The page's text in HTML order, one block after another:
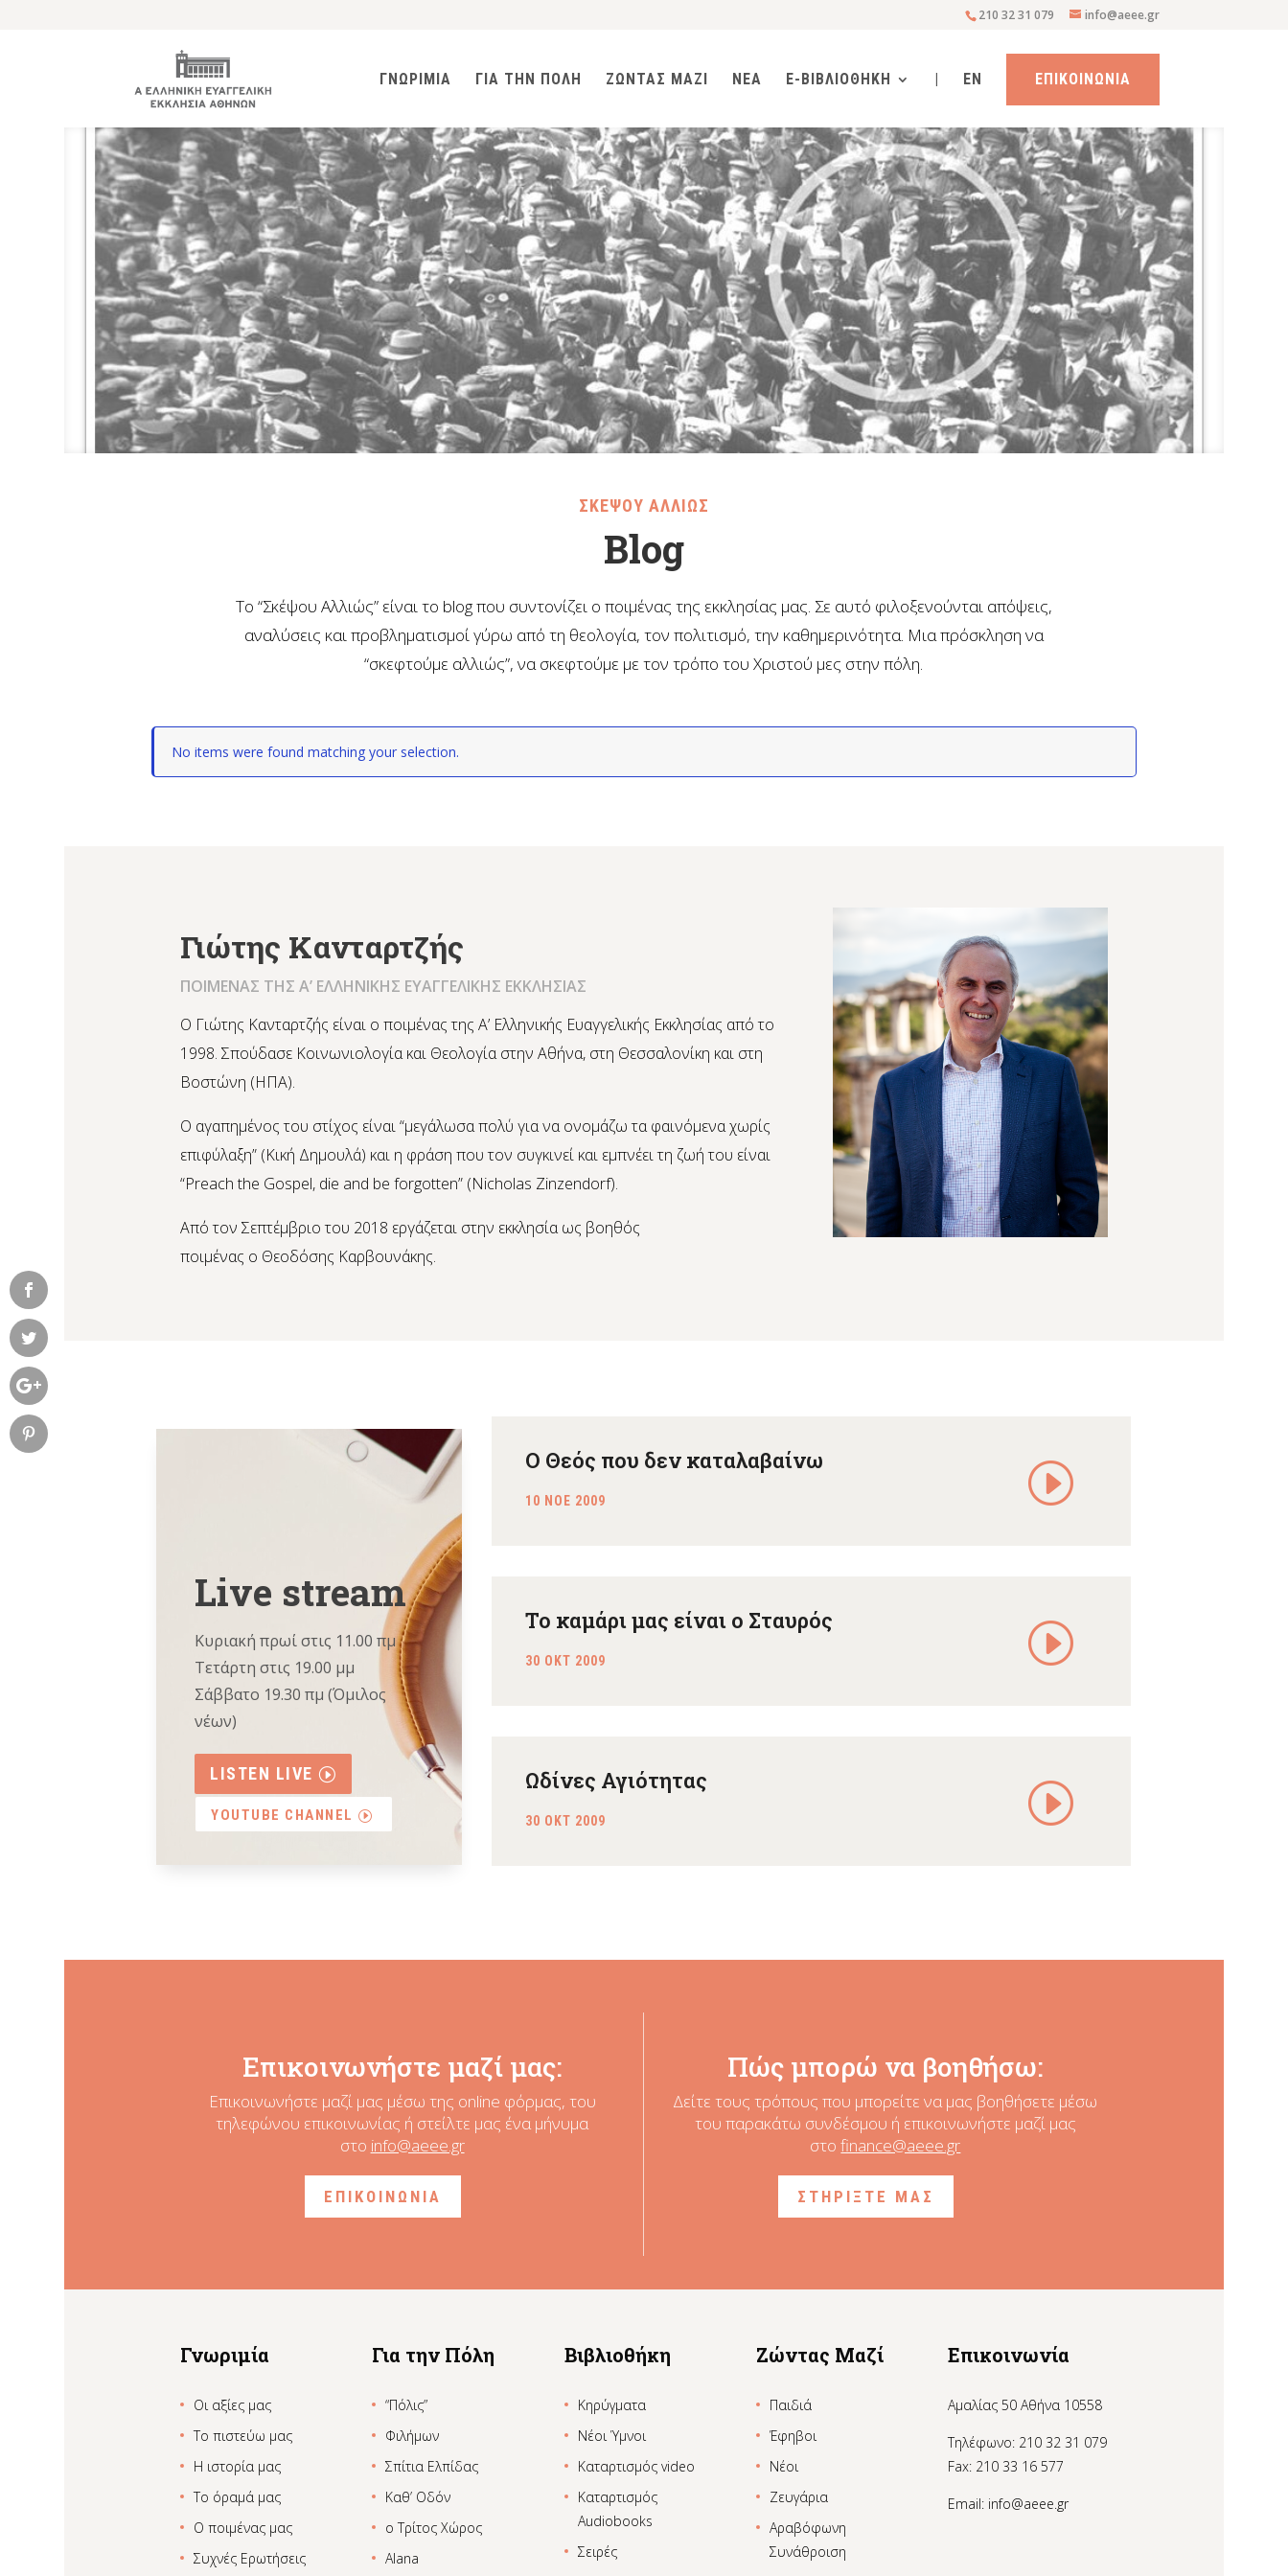
210 32 31 079 info@aeee.gr
ΓΝΩΡΙΜΙΑ ΓΙΑ ΤΗΝ ΠΟΛΗ ΖΩΝΤΑΣ ΜΑΖΙ ΝΕΑ E-ΒΙΒΛΙΟΘΗΚΗ | EN ΕΠΙΚΟΙΝΩΝΙΑ
ΣΚΕΨΟΥ ΑΛΛΙΩΣ
Blog
Το “Σκέψου Αλλιώς” είναι το blog που συντονίζει ο ποιμένας της εκκλησίας μας. Σε αυτό φιλοξενούνται απόψεις,
αναλύσεις και προβληματισμοί γύρω από τη θεολογία, τον πολιτισμό, την καθημερινότητα. Μια πρόσκληση να
“σκεφτούμε αλλιώς”, να σκεφτούμε με τον τρόπο του Χριστού μες στην πόλη.
No items were found matching your selection.
Γιώτης Κανταρτζής
ΠΟΙΜΕΝΑΣ ΤΗΣ Α’ ΕΛΛΗΝΙΚΗΣ ΕΥΑΓΓΕΛΙΚΗΣ ΕΚΚΛΗΣΙΑΣ
Ο Γιώτης Κανταρτζής είναι ο ποιμένας της Α’ Ελληνικής Ευαγγελικής Εκκλησίας από το
1998. Σπούδασε Κοινωνιολογία και Θεολογία στην Αθήνα, στη Θεσσαλονίκη και στη
Βοστώνη (ΗΠΑ).
Ο αγαπημένος του στίχος είναι “μεγάλωσα πολύ για να ονομάζω τα φαινόμενα χωρίς
επιφύλαξη” (Κική Δημουλά) και η φράση που τον συγκινεί και εμπνέει τη ζωή του είναι
“Preach the Gospel, die and be forgotten” (Nicholas Zinzendorf).
Από τον Σεπτέμβριο του 2018 εργάζεται στην εκκλησία ως βοηθός
ποιμένας ο Θεοδόσης Καρβουνάκης.
Live stream
Κυριακή πρωί στις 11.00 πμ
Τετάρτη στις 19.00 μμ
Σάββατο 19.30 πμ (Όμιλος
νέων)
LISTEN LIVE
YOUTUBE CHANNEL
Ο Θεός που δεν καταλαβαίνω
10 ΝΟΕ 2009
Το καμάρι μας είναι ο Σταυρός
30 ΟΚΤ 2009
Ωδίνες Αγιότητας
30 ΟΚΤ 2009
Επικοινωνήστε μαζί μας:
Επικοινωνήστε μαζί μας μέσω της online φόρμας, του
τηλεφώνου επικοινωνίας ή στείλτε μας ένα μήνυμα
στο info@aeee.gr
ΕΠΙΚΟΙΝΩΝΙΑ
Πώς μπορώ να βοηθήσω:
Δείτε τους τρόπους που μπορείτε να μας βοηθήσετε μέσω
του παρακάτω συνδέσμου ή επικοινωνήστε μαζί μας
στοfinance@aeee.gr
ΣΤΗΡΙΞΤΕ ΜΑΣ
Γνωριμία
Οι αξίες μας
Το πιστεύω μας
Η ιστορία μας
Το όραμά μας
Ο ποιμένας μας
Συχνές Ερωτήσεις
Για την Πόλη
“Πόλις”
Φιλήμων
Σπίτια Ελπίδας
Καθ’ Οδόν
ο Τρίτος Χώρος
Alana
Βιβλιοθήκη
Κηρύγματα
Νέοι Ύμνοι
Καταρτισμός video
Καταρτισμός
Audiobooks
Σειρές
Ζώντας Μαζί
Παιδιά
Έφηβοι
Νέοι
Ζευγάρια
Αραβόφωνη
Συνάθροιση
Επικοινωνία
Αμαλίας 50 Αθήνα 10558
Τηλέφωνο: 210 32 31 079
Fax: 210 33 16 577
Email: info@aeee.gr